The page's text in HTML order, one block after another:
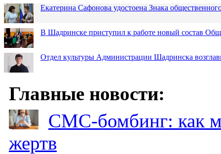
Екатерина Сафонова удостоена Знака
В Шадринске приступил к работе новый состав
Отдел культуры Администрации Шадринска
Главные новости:
СМС-бомбинг: как
жертв